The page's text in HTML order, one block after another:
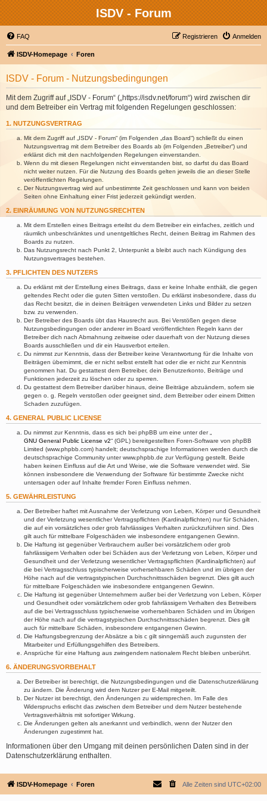
ISDV - Forum
FAQ Anmelden
Registrieren
ISDV-Homepage Foren
ISDV - Forum - Nutzungsbedingungen
Mit dem Zugriff auf „ISDV - Forum“ („https://isdv.net/forum“) wird zwischen dir
und dem Betreiber ein Vertrag mit folgenden Regelungen geschlossen:
1. NUTZUNGSVERTRAG
Mit dem Zugriff auf „ISDV - Forum“ (im Folgenden „das Board“) schließt du einen
Nutzungsvertrag mit dem Betreiber des Boards ab (im Folgenden „Betreiber“) und
erklärst dich mit den nachfolgenden Regelungen einverstanden.
Wenn du mit diesen Regelungen nicht einverstanden bist, so darfst du das Board
nicht weiter nutzen. Für die Nutzung des Boards gelten jeweils die an dieser Stelle
veröffentlichten Regelungen.
Der Nutzungsvertrag wird auf unbestimmte Zeit geschlossen und kann von beiden
Seiten ohne Einhaltung einer Frist jederzeit gekündigt werden.
2. EINRÄUMUNG VON NUTZUNGSRECHTEN
Mit dem Erstellen eines Beitrags erteilst du dem Betreiber ein einfaches, zeitlich und
räumlich unbeschränktes und unentgeltliches Recht, deinen Beitrag im Rahmen des
Boards zu nutzen.
Das Nutzungsrecht nach Punkt 2, Unterpunkt a bleibt auch nach Kündigung des
Nutzungsvertrages bestehen.
3. PFLICHTEN DES NUTZERS
Du erklärst mit der Erstellung eines Beitrags, dass er keine Inhalte enthält, die gegen
geltendes Recht oder die guten Sitten verstoßen. Du erklärst insbesondere, dass du
das Recht besitzt, die in deinen Beiträgen verwendeten Links und Bilder zu setzen
bzw. zu verwenden.
Der Betreiber des Boards übt das Hausrecht aus. Bei Verstößen gegen diese
Nutzungsbedingungen oder anderer im Board veröffentlichten Regeln kann der
Betreiber dich nach Abmahnung zeitweise oder dauerhaft von der Nutzung dieses
Boards ausschließen und dir ein Hausverbot erteilen.
Du nimmst zur Kenntnis, dass der Betreiber keine Verantwortung für die Inhalte von
Beiträgen übernimmt, die er nicht selbst erstellt hat oder die er nicht zur Kenntnis
genommen hat. Du gestattest dem Betreiber, dein Benutzerkonto, Beiträge und
Funktionen jederzeit zu löschen oder zu sperren.
Du gestattest dem Betreiber darüber hinaus, deine Beiträge abzuändern, sofern sie
gegen o. g. Regeln verstoßen oder geeignet sind, dem Betreiber oder einem Dritten
Schaden zuzufügen.
4. GENERAL PUBLIC LICENSE
Du nimmst zur Kenntnis, dass es sich bei phpBB um eine unter der „
GNU General Public License v2“ (GPL) bereitgestellten Foren-Software von phpBB
Limited (www.phpbb.com) handelt; deutschsprachige Informationen werden durch die
deutschsprachige Community unter www.phpbb.de zur Verfügung gestellt. Beide
haben keinen Einfluss auf die Art und Weise, wie die Software verwendet wird. Sie
können insbesondere die Verwendung der Software für bestimmte Zwecke nicht
untersagen oder auf Inhalte fremder Foren Einfluss nehmen.
5. GEWÄHRLEISTUNG
Der Betreiber haftet mit Ausnahme der Verletzung von Leben, Körper und Gesundheit
und der Verletzung wesentlicher Vertragspflichten (Kardinalpflichten) nur für Schäden,
die auf ein vorsätzliches oder grob fahrlässiges Verhalten zurückzuführen sind. Dies
gilt auch für mittelbare Folgeschäden wie insbesondere entgangenen Gewinn.
Die Haftung ist gegenüber Verbrauchern außer bei vorsätzlichem oder grob
fahrlässigem Verhalten oder bei Schäden aus der Verletzung von Leben, Körper und
Gesundheit und der Verletzung wesentlicher Vertragspflichten (Kardinalpflichten) auf
die bei Vertragsschluss typischerweise vorhersehbaren Schäden und im übrigen der
Höhe nach auf die vertragstypischen Durchschnittsschäden begrenzt. Dies gilt auch
für mittelbare Folgeschäden wie insbesondere entgangenen Gewinn.
Die Haftung ist gegenüber Unternehmern außer bei der Verletzung von Leben, Körper
und Gesundheit oder vorsätzlichem oder grob fahrlässigem Verhalten des Betreibers
auf die bei Vertragsschluss typischerweise vorhersehbaren Schäden und im Übrigen
der Höhe nach auf die vertragstypischen Durchschnittsschäden begrenzt. Dies gilt
auch für mittelbare Schäden, insbesondere entgangenen Gewinn.
Die Haftungsbegrenzung der Absätze a bis c gilt sinngemäß auch zugunsten der
Mitarbeiter und Erfüllungsgehilfen des Betreibers.
Ansprüche für eine Haftung aus zwingendem nationalem Recht bleiben unberührt.
6. ÄNDERUNGSVORBEHALT
Der Betreiber ist berechtigt, die Nutzungsbedingungen und die Datenschutzerklärung
zu ändern. Die Änderung wird dem Nutzer per E-Mail mitgeteilt.
Der Nutzer ist berechtigt, den Änderungen zu widersprechen. Im Falle des
Widerspruchs erlischt das zwischen dem Betreiber und dem Nutzer bestehende
Vertragsverhältnis mit sofortiger Wirkung.
Die Änderungen gelten als anerkannt und verbindlich, wenn der Nutzer den
Änderungen zugestimmt hat.
Informationen über den Umgang mit deinen persönlichen Daten sind in der
Datenschutzerklärung enthalten.
ISDV-Homepage Foren Alle Zeiten sind UTC+02:00